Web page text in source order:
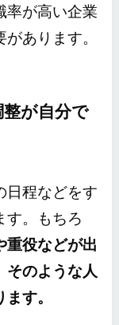
率が高い企業
あります。
が自分で
日程などをす
す。もちろ
重役などが出
そのような人
す。